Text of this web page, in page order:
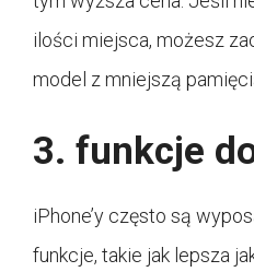
ilości miejsca, możesz
model z mniejszą
3. funkcje
iPhone’y często są
funkcje, takie jak lepsza